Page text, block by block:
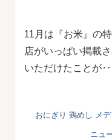
11月は『お米』の
店がいっぱい掲載
いただけたことが‥
おにぎり 鶏めし メ
ニュ